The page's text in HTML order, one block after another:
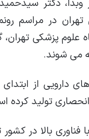
وبدا، دکتر
علوم پزشکی تهران،
می شوند.
تولید کرده
فناوری بالا در